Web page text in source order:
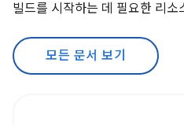
빌드를 시작하는 데 필요한 리소
모든 문서 보기